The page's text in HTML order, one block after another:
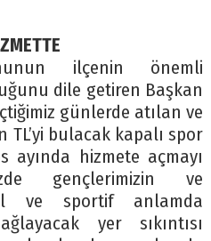
ilçenin önemli
dile getiren Başkan
günlerde atılan ve
TL’yi bulacak kapalı spor
ayında hizmete açmayı
gençlerimizin ve
ve sportif anlamda
yer sıkıntısı